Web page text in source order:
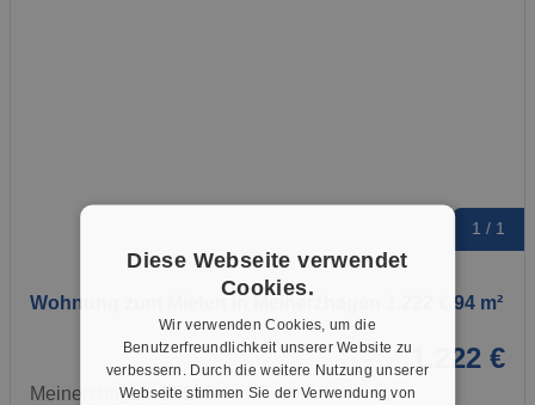
1 / 1
Wohnung zum Mieten in Meinerzhagen 1.222 € 94 m²
1.222 €
Meinerzhagen, 58540
Diese Webseite verwendet
Cookies.
Wir verwenden Cookies, um die
Benutzerfreundlichkeit unserer Website zu
verbessern. Durch die weitere Nutzung unserer
Webseite stimmen Sie der Verwendung von